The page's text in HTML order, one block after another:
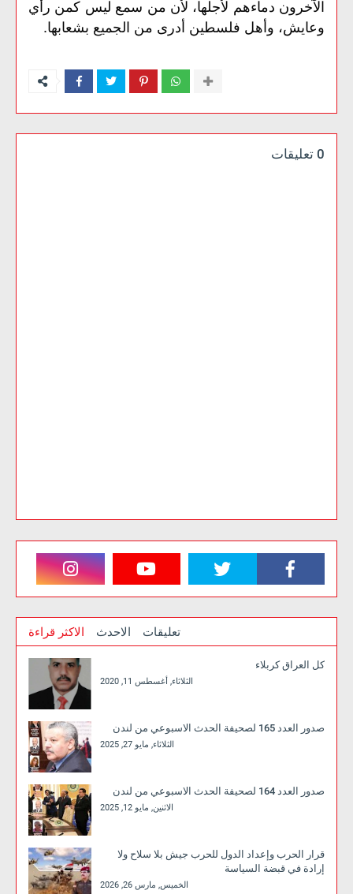
الآخرون دماءهم لأجلها، لأن من سمع ليس كمن رأي
وعايش، وأهل فلسطين أدرى من الجميع بشعابها.
0 تعليقات
الاكثر قراءة الاحدث تعليقات
كل العراق كربلاء
الثلاثاء, أغسطس 11, 2020
صدور العدد 165 لصحيفة الحدث الاسبوعي من لندن
الثلاثاء, مايو 27, 2025
صدور العدد 164 لصحيفة الحدث الاسبوعي من لندن
الاثنين, مايو 12, 2025
قرار الحرب وإعداد الدول للحرب جيش بلا سلاح ولا
إرادة في قبضة السياسة
الخميس, مارس 26, 2026